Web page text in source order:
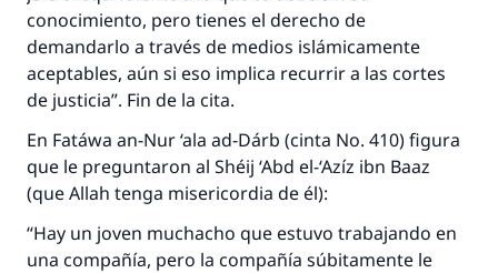
conocimiento, pero tienes el derecho de
demandarlo a través de medios islámicamente
aceptables, aún si eso implica recurrir a las cortes
de justicia”. Fin de la cita.
En Fatáwa an-Nur ‘ala ad-Dárb (cinta No. 410) figura
que le preguntaron al Shéij ‘Abd el-‘Azíz ibn Baaz
(que Allah tenga misericordia de él):
“Hay un joven muchacho que estuvo trabajando en
una compañía, pero la compañía súbitamente le